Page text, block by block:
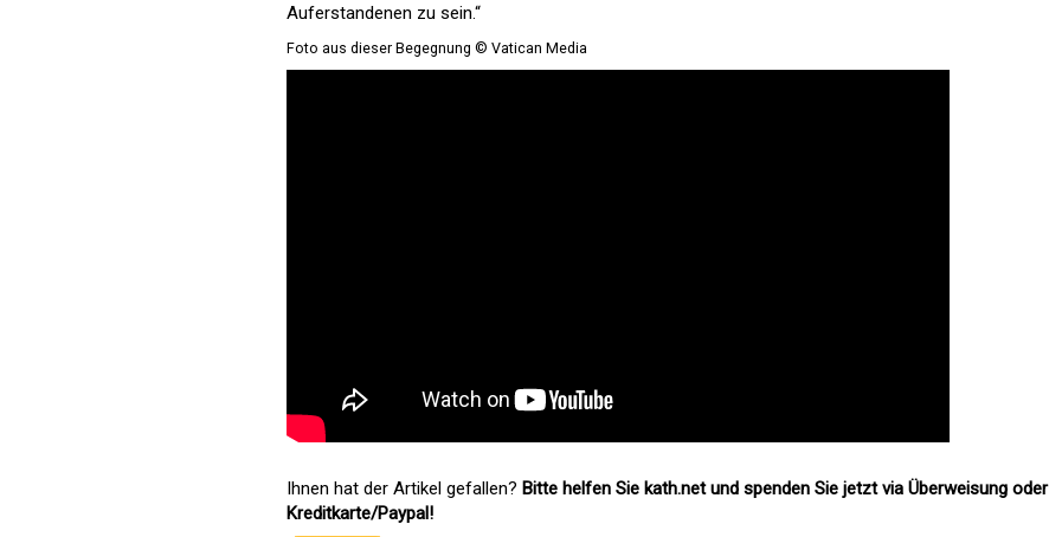
Auferstandenen zu sein.“
Foto aus dieser Begegnung © Vatican Media
Ihnen hat der Artikel gefallen? Bitte helfen Sie kath.net und spenden Sie jetzt via Überweisung oder
Kreditkarte/Paypal!